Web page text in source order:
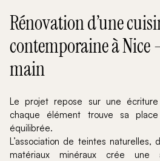
Rénovation d’une
contemporaine à Nice
main
Le projet repose sur une
chaque élément trouve sa
équilibrée.
L’association de teintes
matériaux minéraux crée une